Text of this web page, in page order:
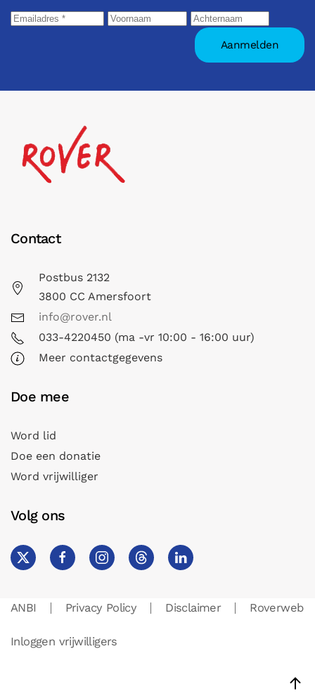
Contact
Postbus 2132
3800 CC Amersfoort
info@rover.nl
033-4220450 (ma -vr 10:00 - 16:00 uur)
Meer contactgegevens
Doe mee
Word lid
Doe een donatie
Word vrijwilliger
Volg ons
ANBI Privacy Policy Disclaimer Roverweb
Inloggen vrijwilligers